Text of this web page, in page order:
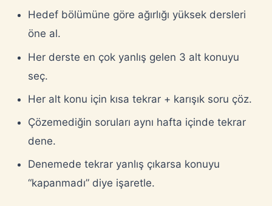
Hedef bölümüne göre ağırlığı yüksek dersleri
öne al.
Her derste en çok yanlış gelen 3 alt konuyu
seç.
Her alt konu için kısa tekrar + karışık soru çöz.
Çözemediğin soruları aynı hafta içinde tekrar
dene.
Denemede tekrar yanlış çıkarsa konuyu
“kapanmadı” diye işaretle.